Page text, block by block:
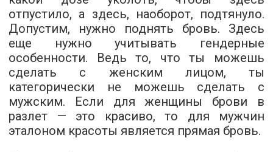
отпустило, а здесь, наоборот, подтянуло.
Допустим, нужно поднять бровь. Здесь
еще нужно учитывать гендерные
особенности. Ведь то, что ты можешь
сделать с женским лицом, ты
категорически не можешь сделать с
мужским. Если для женщины брови в
разлет — это красиво, то для мужчин
эталоном красоты является прямая бровь.